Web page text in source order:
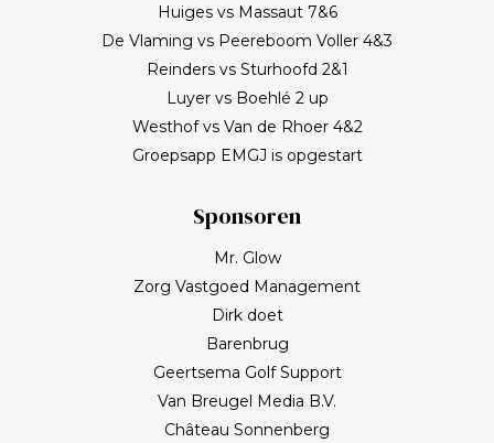
Huiges vs Massaut 7&6
De Vlaming vs Peereboom Voller 4&3
Reinders vs Sturhoofd 2&1
Luyer vs Boehlé 2 up
Westhof vs Van de Rhoer 4&2
Groepsapp EMGJ is opgestart
Sponsoren
Mr. Glow
Zorg Vastgoed Management
Dirk doet
Barenbrug
Geertsema Golf Support
Van Breugel Media B.V.
Château Sonnenberg